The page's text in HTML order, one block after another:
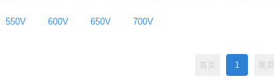
550V 600V 650V 700V
首页 1 尾页